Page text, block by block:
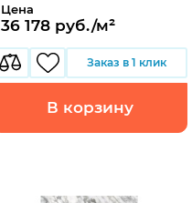
Цена
36 178 руб./м²
Заказ в 1 клик
В корзину